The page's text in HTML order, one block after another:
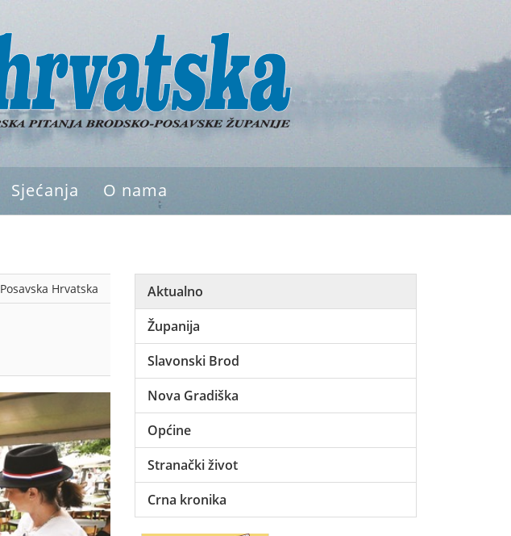
Sjećanja O nama
Posavska Hrvatska
Aktualno
Županija
Slavonski Brod
Nova Gradiška
Općine
Stranački život
Crna kronika